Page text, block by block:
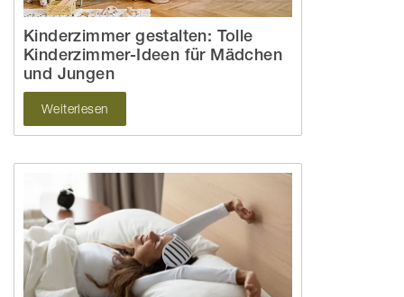
Kinderzimmer gestalten: Tolle
Kinderzimmer-Ideen für Mädchen
und Jungen
Weiterlesen